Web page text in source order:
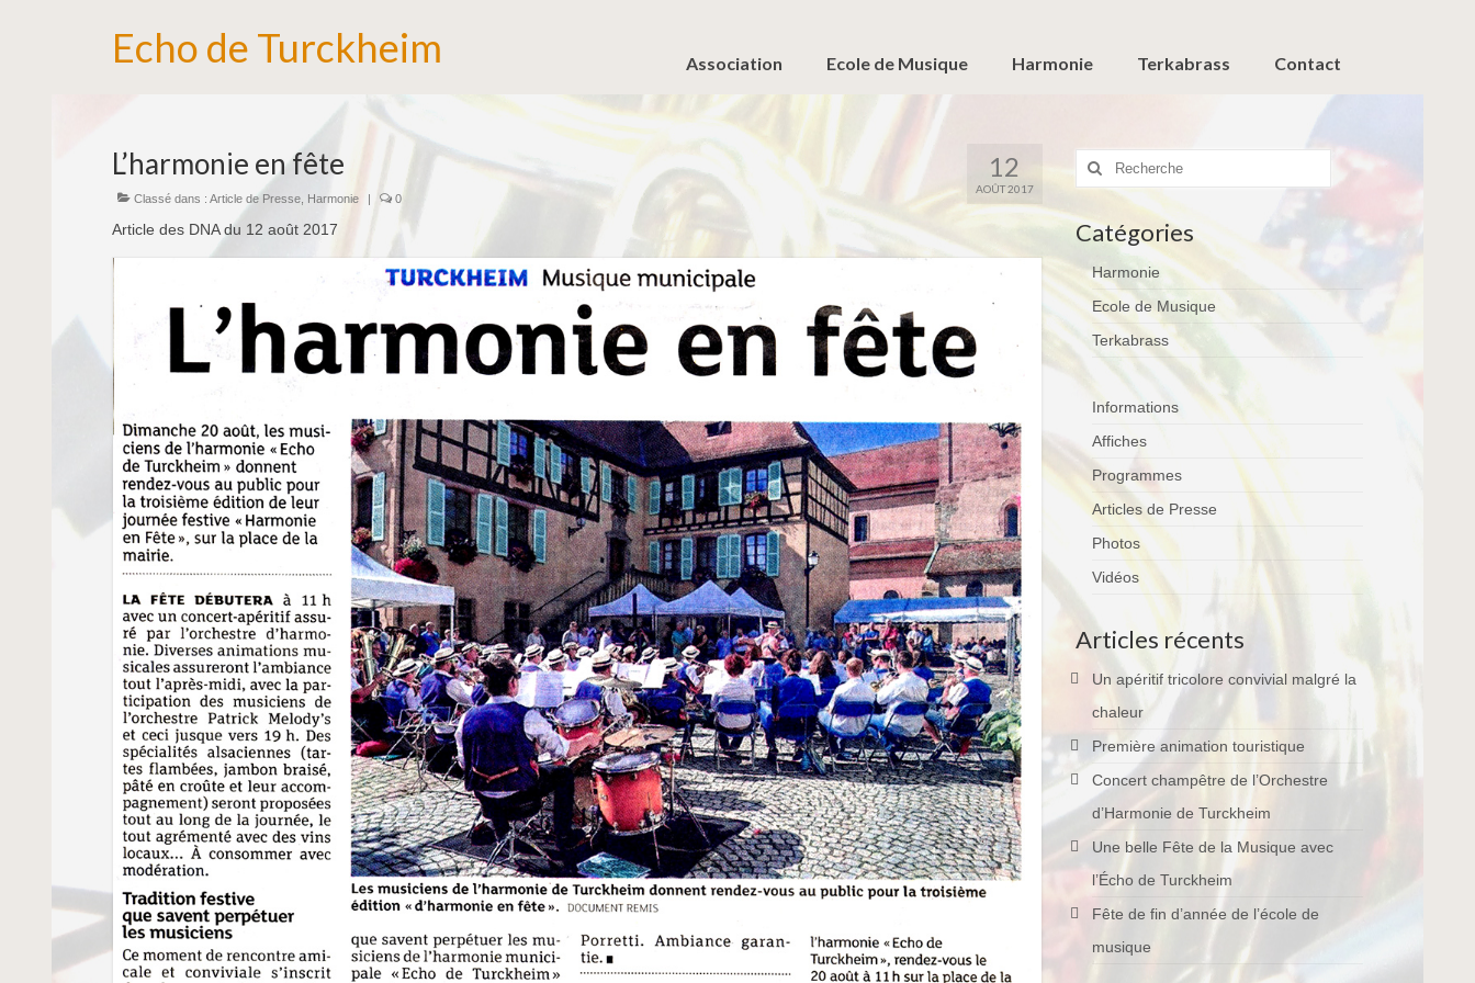
Echo de Turckheim Association Ecole de Musique Harmonie Terkabrass Contact
12
AOÛT 2017
L’harmonie en fête
Classé dans : Article de Presse Harmonie | 0
Article des DNA du 12 août 2017
Rechercher
Catégories
Harmonie
Ecole de Musique
Terkabrass
Informations
Affiches
Programmes
Articles de Presse
Photos
Vidéos
Articles récents
Un apéritif tricolore convivial malgré la
chaleur
Première animation touristique
Concert champêtre de l’Orchestre
d’Harmonie de Turckheim
Une belle Fête de la Musique avec
l’Écho de Turckheim
Fête de fin d’année de l’école de
musique